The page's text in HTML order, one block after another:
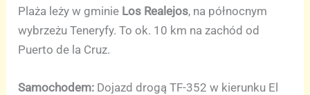
Plaża leży w gminie Los Realejos, na północnym
wybrzeżu Teneryfy. To ok. 10 km na zachód od
Puerto de la Cruz.
Samochodem: Dojazd drogą TF-352 w kierunku El